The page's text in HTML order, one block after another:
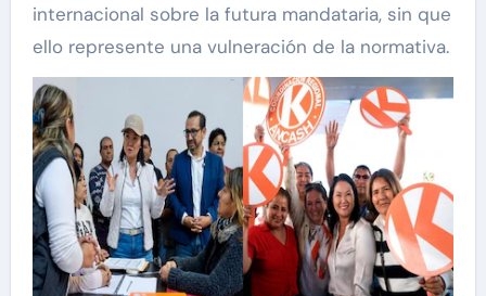
internacional sobre la futura mandataria, sin que
ello represente una vulneración de la normativa.